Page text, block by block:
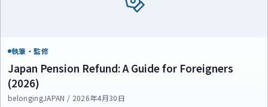
執筆・監修
Japan Pension Refund: A Guide for Foreigners
(2026)
belongingJAPAN / 2026年4月30日